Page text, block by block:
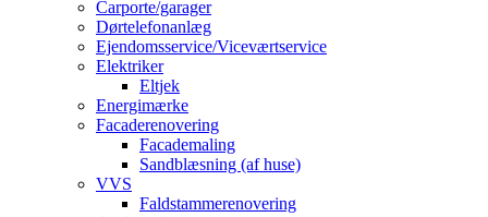
Carporte/garager
Dørtelefonanlæg
Ejendomsservice/Viceværtservice
Elektriker
Eltjek
Energimærke
Facaderenovering
Facademaling
Sandblæsning (af huse)
VVS
Faldstammerenovering